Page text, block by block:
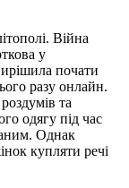
Війна
у
почати
разу онлайн.
та
одягу під час
Однак
купляти речі